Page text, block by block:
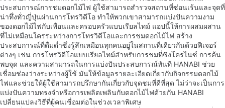
ประสบการณ์การชมดอกไม้ไฟ ผู้ใช้สามารถสำรวจสถานที่ซ่อนเร้นและจุดที่
น่าทึ่งทั่วญี่ปุ่นผ่านการโทรวิดีโอ ทำให้พวกเขาสามารถแบ่งปันความงาม
ของดอกไม้ไฟกับเพื่อนและครอบครัวแบบเรียลไทม์ แอปนี้ให้การผสมผสาน
ที่ไม่เหมือนใครระหว่างการโทรวิดีโอและการชมดอกไม้ไฟ สร้าง
ประสบการณ์ที่ดื่มด่ำซึ่งรู้สึกเหมือนทุกคนอยู่ในสถานที่เดียวกันด้วยฟีเจอร์
ต่างๆ เช่น การโทรวิดีโอแบบเรียลไทม์สำหรับการชมที่ซิงโครไนซ์ การค้น
พบจุด และความสามารถในการแบ่งปันประสบการณ์ทันที HANABI ช่วย
เชื่อมช่องว่างระหว่างผู้ใช้ มันให้ข้อมูลรายละเอียดเกี่ยวกับกิจกรรมดอกไม้
ไฟและช่วยให้ผู้ใช้สามารถปรึกษากันเกี่ยวกับจุดชมที่ดีที่สุด ไม่ว่าจะเป็นการ
แบ่งปันความทรงจำหรือการเพลิดเพลินกับดอกไม้ไฟด้วยกัน HANABI
เปลี่ยนแปลงวิธีที่ผู้คนเชื่อมต่อในช่วงเวลาพิเศษ